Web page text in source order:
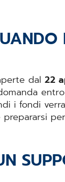
dal 22
i fondi
prepararsi